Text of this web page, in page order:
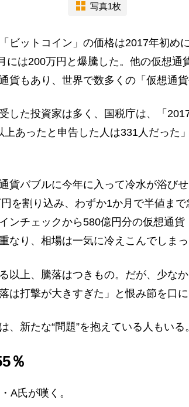
写真1枚
ビットコイン」の価格は2017年初め
には200万円と爆騰した。他の仮想通
貨もあり、世界で数多くの「仮想通貨
した投資家は多く、国税庁は、「
あったと申告した人は331人だった
貨バブルに今年に入って冷水が浴び
を割り込み、わずか1か月で半値ま
ンチェックから580億円分の仮想通
なり、相場は一気に冷えこんでしまっ
以上、騰落はつきもの。だが、少な
は打撃が大きすぎた」と恨み節を口に
新たな“問題”を抱えている人もいる。
％
A氏が嘆く。